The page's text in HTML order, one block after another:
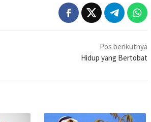
Pos berikutnya
Hidup yang Bertobat